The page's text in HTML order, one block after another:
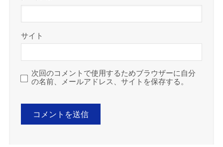
サイト
次回のコメントで使用するためブラウザーに自分
の名前、メールアドレス、サイトを保存する。